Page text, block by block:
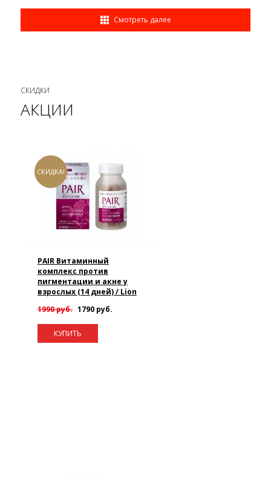
Смотреть далее
СКИДКИ
АКЦИИ
СКИДКА!
PAIR Витаминный
комплекс против
пигментации и акне у
взрослых (14 дней) / Lion
1990 руб. 1790 руб.
КУПИТЬ